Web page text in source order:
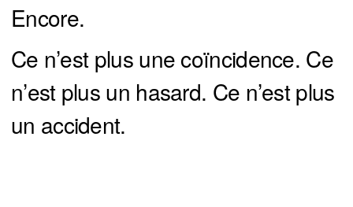
Encore.
Ce n’est plus une coïncidence. Ce
n’est plus un hasard. Ce n’est plus
un accident.